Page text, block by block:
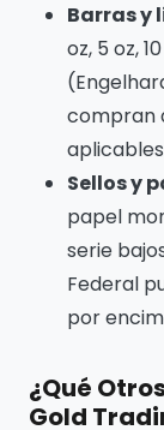
Barras y
oz, 5 oz,
compran
Sellos y
papel
serie
Federal
por
¿Qué
Gold